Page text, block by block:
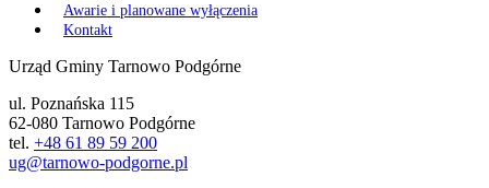
Awarie i planowane wyłączenia
Kontakt
Urząd Gminy Tarnowo Podgórne
ul. Poznańska 115
62-080 Tarnowo Podgórne
tel. +48 61 89 59 200
ug@tarnowo-podgorne.pl